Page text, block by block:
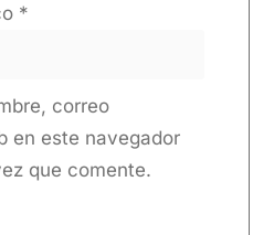
*
correo
en este navegador
que comente.